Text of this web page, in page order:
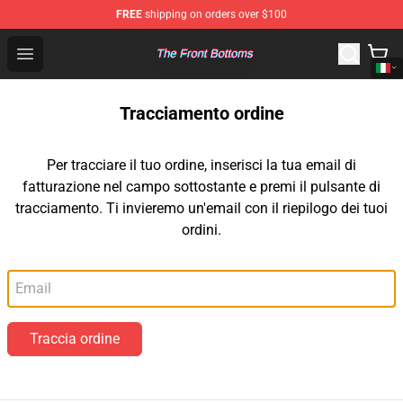
FREE shipping on orders over $100
Open menu
The Front Bottoms Store - Official The Front Bottoms
Tracciamento ordine
Per tracciare il tuo ordine, inserisci la tua email di
fatturazione nel campo sottostante e premi il pulsante di
tracciamento. Ti invieremo un'email con il riepilogo dei tuoi
ordini.
Traccia ordine